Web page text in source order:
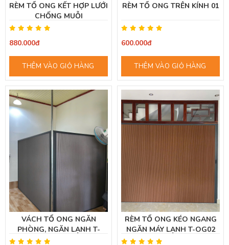
RÈM TỔ ONG KẾT HỢP LƯỚI
CHỐNG MUỖI
880.000đ
THÊM VÀO GIỎ HÀNG
RÈM TỔ ONG TRÊN KÍNH 01
600.000đ
THÊM VÀO GIỎ HÀNG
VÁCH TỔ ONG NGĂN
PHÒNG, NGĂN LẠNH T-
OG05 (XÁM ĐẬM)
RÈM TỔ ONG KÉO NGANG
NGĂN MÁY LẠNH T-OG02
(MÀU NÂU GỖ)